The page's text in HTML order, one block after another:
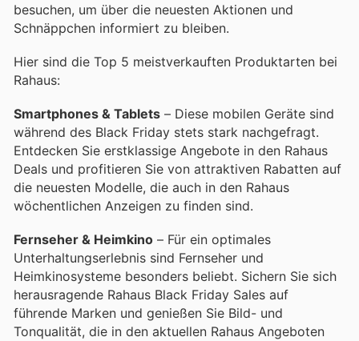
besuchen, um über die neuesten Aktionen und
Schnäppchen informiert zu bleiben.
Hier sind die Top 5 meistverkauften Produktarten bei
Rahaus:
Smartphones & Tablets – Diese mobilen Geräte sind
während des Black Friday stets stark nachgefragt.
Entdecken Sie erstklassige Angebote in den Rahaus
Deals und profitieren Sie von attraktiven Rabatten auf
die neuesten Modelle, die auch in den Rahaus
wöchentlichen Anzeigen zu finden sind.
Fernseher & Heimkino – Für ein optimales
Unterhaltungserlebnis sind Fernseher und
Heimkinosysteme besonders beliebt. Sichern Sie sich
herausragende Rahaus Black Friday Sales auf
führende Marken und genießen Sie Bild- und
Tonqualität, die in den aktuellen Rahaus Angeboten